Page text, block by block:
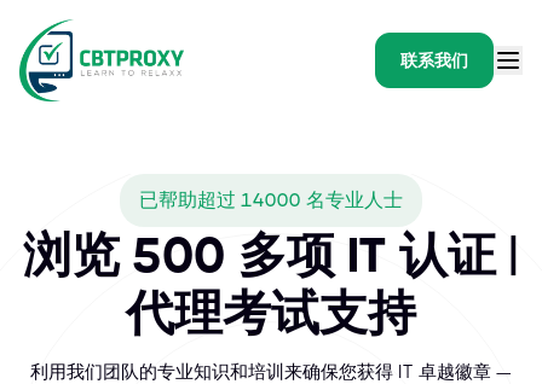
联系我们
已帮助超过 14000 名专业人士
浏览 500 多项 IT 认证 |
代理考试支持
利用我们团队的专业知识和培训来确保您获得 IT 卓越徽章 —